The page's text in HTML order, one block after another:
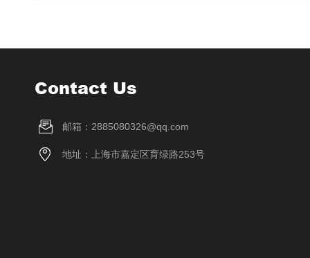
Contact Us
邮箱：2885080326@qq.com
地址：上海市嘉定区育绿路253号